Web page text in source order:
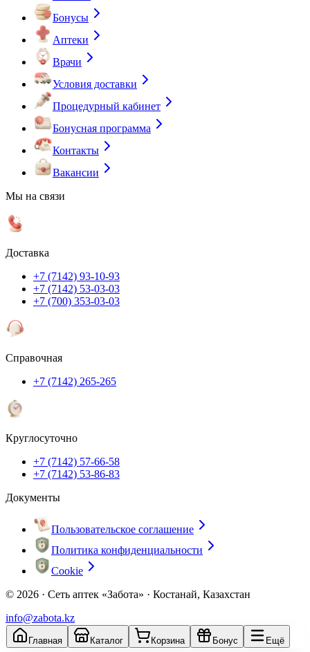
Бонусы
Аптеки
Врачи
Условия доставки
Процедурный кабинет
Бонусная программа
Контакты
Вакансии
Мы на связи
Доставка
+7 (7142) 93-10-93
+7 (7142) 53-03-03
+7 (700) 353-03-03
Справочная
+7 (7142) 265-265
Круглосуточно
+7 (7142) 57-66-58
+7 (7142) 53-86-83
Документы
Пользовательское соглашение
Политика конфиденциальности
Cookie
© 2026 · Сеть аптек «Забота» · Костанай, Казахстан
info@zabota.kz
Главная Каталог Корзина Бонус Ещё